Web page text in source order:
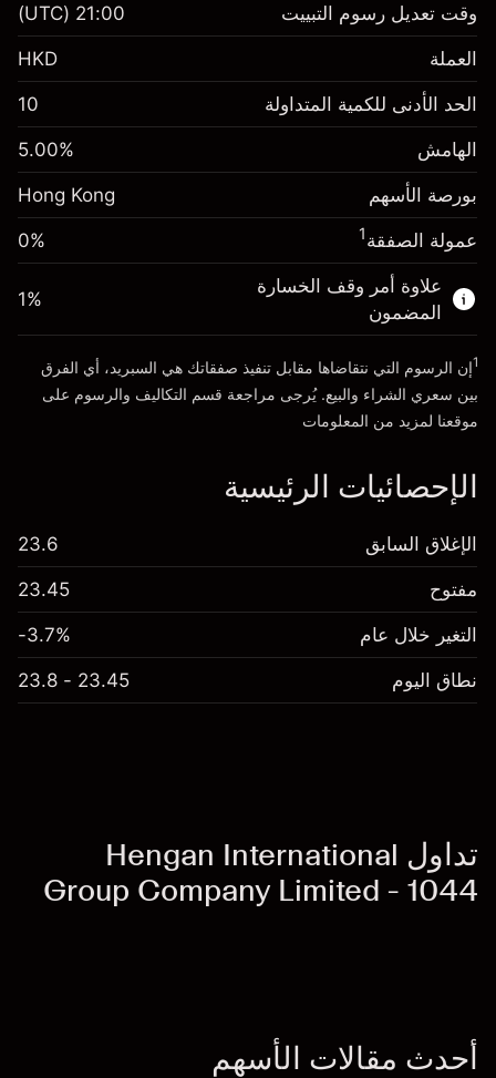
HK$1,000.00
رسوم التبييت
الرسوم من قيمة الصفقة
(-HK$3.62)
حجم الصفقة بالرافعة المالية ~HK$20,000.00
الأموال من الرافعة المالية ~ دولار
HK$19,000.00
انتقل إلى المنصة
الهامش. استثمارك
HK$1,000.00
رسوم التبييت
الرسوم من قيمة الصفقة
الكاملة
-0.003799
%
(-HK$0.76)
حجم الصفقة بالرافعة المالية ~
الأموال من الرافعة المالية ~ دولار
انتقل إلى المنصة
وقت تعديل رسوم التبييت 21:00
(UTC)
العملة HKD
الحد الأدنى للكمية المتداولة 10
الهامش 5.00%
بورصة الأسهم Hong Kong
عمولة الصفقة1
0%
علاوة أمر وقف الخسارة
المضمون
1%
1إن الرسوم التي نتقاضاها مقابل تنفيذ صفقاتك هي السبريد، أي الفرق
بين سعري الشراء والبيع. يُرجى مراجعة قسم التكاليف والرسوم على
موقعنا لمزيد من المعلومات
الإحصائيات الرئيسية
الإغلاق السابق 23.6
مفتوح 23.45
التغير خلال عام -3.7%
نطاق اليوم 23.45 - 23.8
تداول Hengan International
Group Company Limited - 1044
أحدث مقالات الأسهم